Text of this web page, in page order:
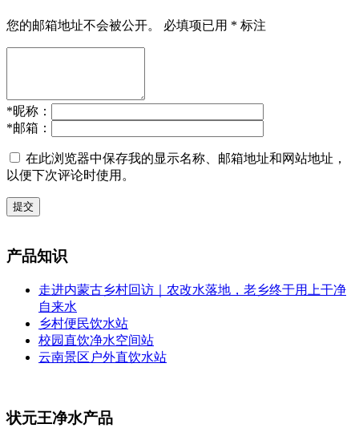
您的邮箱地址不会被公开。 必填项已用 * 标注
*昵称：
*邮箱：
在此浏览器中保存我的显示名称、邮箱地址和网站地址，
以便下次评论时使用。
提交
产品知识
走进内蒙古乡村回访｜农改水落地，老乡终于用上干净
自来水
乡村便民饮水站
校园直饮净水空间站
云南景区户外直饮水站
状元王净水产品